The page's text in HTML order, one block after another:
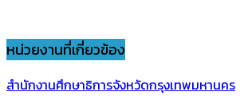
หน่วยงานที่เกี่ยวข้อง
สำนักงานศึกษาธิการจังหวัดกรุงเทพมหานคร